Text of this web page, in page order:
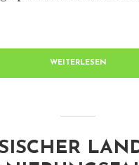
WEITERLESEN